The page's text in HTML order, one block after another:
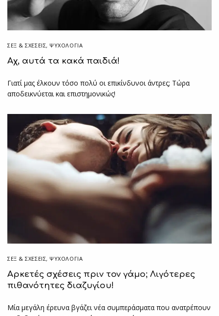
ΣΕΞ & ΣΧΈΣΕΙΣ, ΨΥΧΟΛΟΓΙΑ
Αχ, αυτά τα κακά παιδιά!
Γιατί μας έλκουν τόσο πολύ οι επικίνδυνοι άντρες; Τώρα
αποδεικνύεται και επιστημονικώς!
ΣΕΞ & ΣΧΈΣΕΙΣ, ΨΥΧΟΛΟΓΙΑ
Αρκετές σχέσεις πριν τον γάμο; Λιγότερες
πιθανότητες διαζυγίου!
Μία μεγάλη έρευνα βγάζει νέα συμπεράσματα που ανατρέπουν